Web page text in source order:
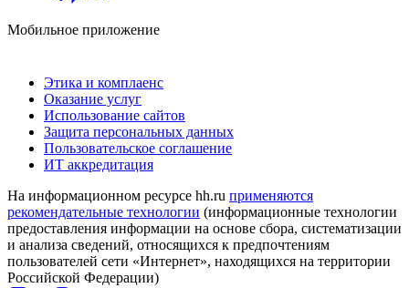
Мобильное приложение
Этика и комплаенс
Оказание услуг
Использование сайтов
Защита персональных данных
Пользовательское соглашение
ИТ аккредитация
На информационном ресурсе hh.ru применяются
рекомендательные технологии (информационные технологии
предоставления информации на основе сбора, систематизации
и анализа сведений, относящихся к предпочтениям
пользователей сети «Интернет», находящихся на территории
Российской Федерации)